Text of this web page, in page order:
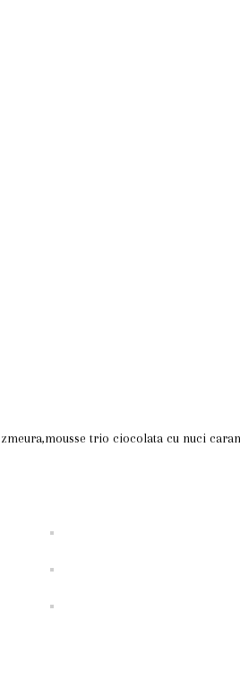
trio ciocolata cu nuci